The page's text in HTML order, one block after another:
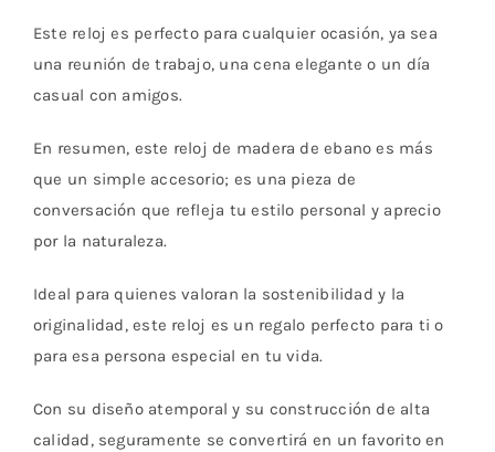
Este reloj es perfecto para cualquier ocasión, ya sea
una reunión de trabajo, una cena elegante o un día
casual con amigos.
En resumen, este reloj de madera de ebano es más
que un simple accesorio; es una pieza de
conversación que refleja tu estilo personal y aprecio
por la naturaleza.
Ideal para quienes valoran la sostenibilidad y la
originalidad, este reloj es un regalo perfecto para ti o
para esa persona especial en tu vida.
Con su diseño atemporal y su construcción de alta
calidad, seguramente se convertirá en un favorito en